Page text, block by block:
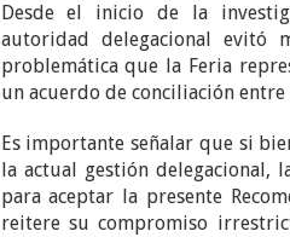
Desde el inicio de la
autoridad delegacional evitó
problemática que la Feria
un acuerdo de conciliación
Es importante señalar que si
la actual gestión delegacional,
para aceptar la presente
reitere su compromiso